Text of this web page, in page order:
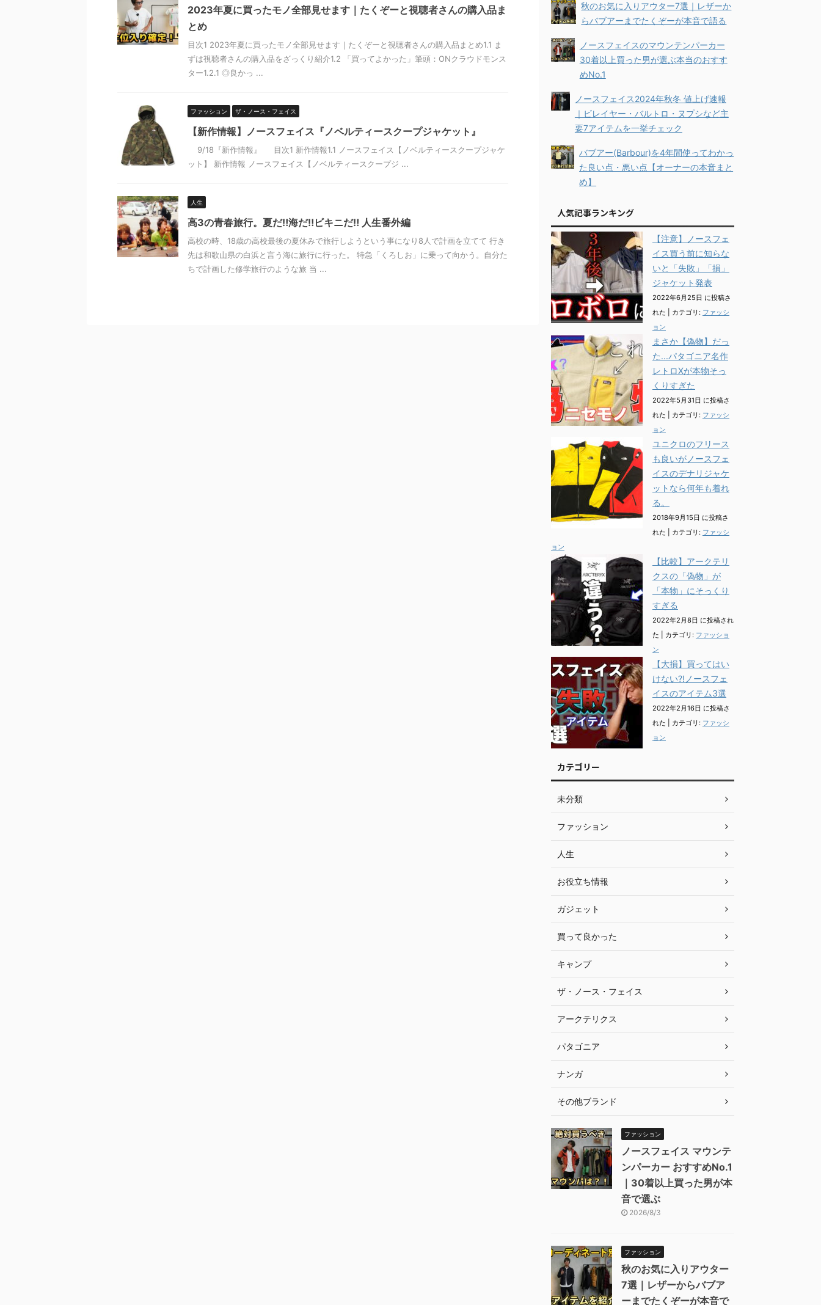
2023年夏に買ったモノ全部見せます｜たくぞーと視聴者さんの購入品ま
とめ
目次1 2023年夏に買ったモノ全部見せます｜たくぞーと視聴者さんの購入品まとめ1.1 ま
ずは視聴者さんの購入品をざっくり紹介1.2 「買ってよかった」筆頭：ONクラウドモンス
ター1.2.1 ◎良かっ ...
ファッション ザ・ノース・フェイス
【新作情報】ノースフェイス『ノベルティースクープジャケット』
9/18『新作情報』 目次1 新作情報1.1 ノースフェイス【ノベルティースクープジャケ
ット】 新作情報 ノースフェイス【ノベルティースクープジ ...
人生
高3の青春旅行。夏だ‼︎海だ‼︎ビキニだ‼︎ 人生番外編
高校の時、18歳の高校最後の夏休みで旅行しようという事になり8人で計画を立てて 行き
先は和歌山県の白浜と言う海に旅行に行った。 特急「くろしお」に乗って向かう。自分た
ちで計画した修学旅行のような旅 当 ...
秋のお気に入りアウター7選｜レザーか
らバブアーまでたくぞーが本音で語る
ノースフェイスのマウンテンパーカー
30着以上買った男が選ぶ本当のおすす
めNo.1
ノースフェイス2024年秋冬 値上げ速報
｜ビレイヤー・バルトロ・ヌプシなど主
要7アイテムを一挙チェック
バブアー(Barbour)を4年間使ってわかっ
た良い点・悪い点【オーナーの本音まと
め】
人気記事ランキング
【注意】ノースフェ
イス買う前に知らな
いと「失敗」「損」
ジャケット発表
2022年6月25日 に投稿さ
れた
カテゴリ: ファッシ
ョン
まさか【偽物】だっ
た...パタゴニア名作
レトロXが本物そっ
くりすぎた
2022年5月31日 に投稿さ
れた
カテゴリ: ファッシ
ョン
ユニクロのフリース
も良いがノースフェ
イスのデナリジャケ
ットなら何年も着れ
る。
2018年9月15日 に投稿さ
れた
カテゴリ: ファッシ
ョン
【比較】アークテリ
クスの「偽物」が
「本物」にそっくり
すぎる
2022年2月8日 に投稿され
た
カテゴリ: ファッショ
ン
【大損】買ってはい
けない?!ノースフェ
イスのアイテム3選
2022年2月16日 に投稿さ
れた
カテゴリ: ファッシ
ョン
カテゴリー
未分類
ファッション
人生
お役立ち情報
ガジェット
買って良かった
キャンプ
ザ・ノース・フェイス
アークテリクス
パタゴニア
ナンガ
その他ブランド
ファッション
ノースフェイス マウンテ
ンパーカー おすすめNo.1
｜30着以上買った男が本
音で選ぶ
2026/8/3
ファッション
秋のお気に入りアウター
7選｜レザーからバブア
ーまでたくぞーが本音で